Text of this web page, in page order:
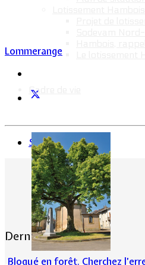
Cadre de vie
Lommerange
Suivant
Dernières actualités
Bloqué en forêt. Cherchez